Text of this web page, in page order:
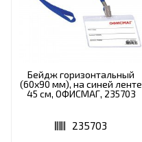
Бейдж горизонтальный
(60х90 мм), на синей ленте
45 см, ОФИСМАГ, 235703
235703